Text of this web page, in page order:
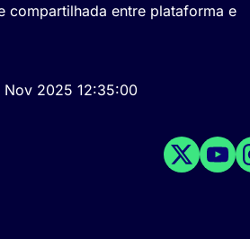
compartilhada entre plataforma e
Nov 2025 12:35:00